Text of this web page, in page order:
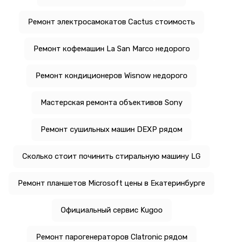
Ремонт электросамокатов Cactus стоимость
Ремонт кофемашин La San Marco недорого
Ремонт кондиционеров Wisnow недорого
Мастерская ремонта объективов Sony
Ремонт сушильных машин DEXP рядом
Сколько стоит починить стиральную машину LG
Ремонт планшетов Microsoft цены в Екатеринбурге
Официальный сервис Kugoo
Ремонт парогенераторов Clatronic рядом